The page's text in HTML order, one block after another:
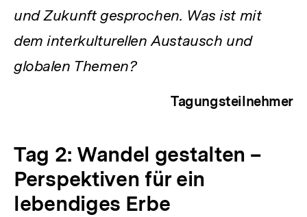
und Zukunft gesprochen. Was ist mit
dem interkulturellen Austausch und
globalen Themen?
Tagungsteilnehmer
Tag 2: Wandel gestalten –
Perspektiven für ein
lebendiges Erbe